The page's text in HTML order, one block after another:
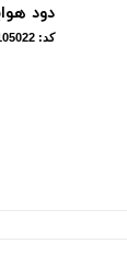
دود
کد: 00105022